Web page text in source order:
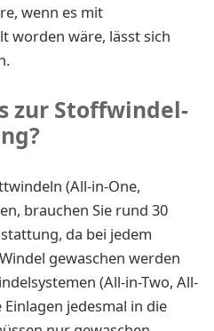
wenn es mit
worden wäre, lässt sich
zur Stoffwindel-
(All-in-One,
brauchen Sie rund 30
da bei jedem
gewaschen werden
(All-in-Two, All-
jedesmal in die